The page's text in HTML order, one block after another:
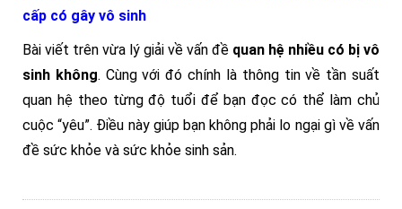
cấp có gây vô sinh
Bài viết trên vừa lý giải về vấn đề quan hệ nhiều có bị vô
sinh không. Cùng với đó chính là thông tin về tần suất
quan hệ theo từng độ tuổi để bạn đọc có thể làm chủ
cuộc “yêu”. Điều này giúp bạn không phải lo ngại gì về vấn
đề sức khỏe và sức khỏe sinh sản.